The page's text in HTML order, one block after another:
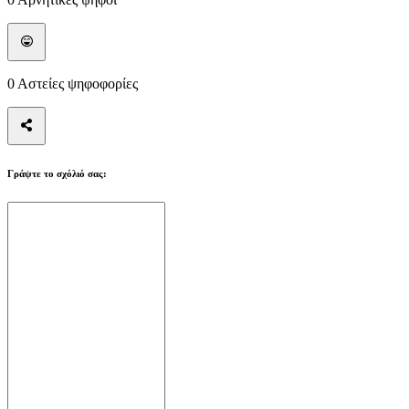
Οδηγοί
Φόρουμ
0 Αστείες ψηφοφορίες
Γράψτε το σχόλιό σας: